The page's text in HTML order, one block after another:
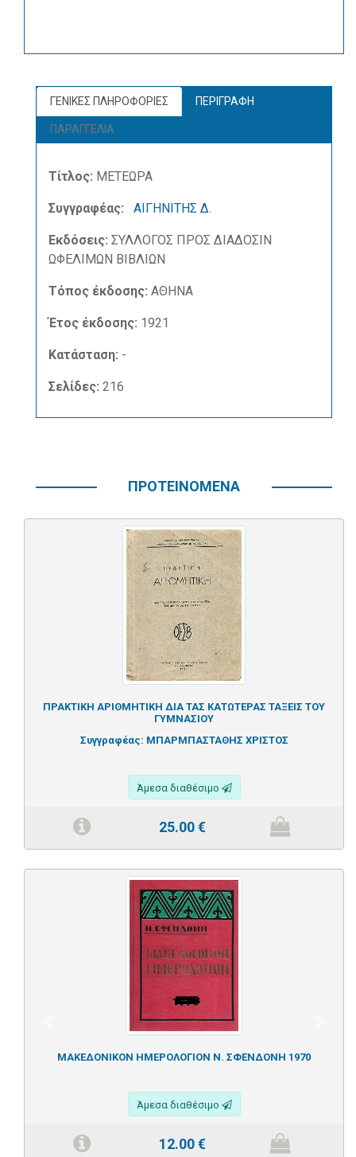
ΓΕΝΙΚΕΣ ΠΛΗΡΟΦΟΡΙΕΣ ΠΕΡΙΓΡΑΦΗ
ΠΑΡΑΓΓΕΛΙΑ
Τίτλος: ΜΕΤΕΩΡΑ
Συγγραφέας: ΑΙΓΗΝΙΤΗΣ Δ.
Εκδόσεις: ΣΥΛΛΟΓΟΣ ΠΡΟΣ ΔΙΑΔΟΣΙΝ
ΩΦΕΛΙΜΩΝ ΒΙΒΛΙΩΝ
Τόπος έκδοσης: ΑΘΗΝΑ
Έτος έκδοσης: 1921
Κατάσταση: -
Σελίδες: 216
ΠΡΟΤΕΙΝΟΜΕΝΑ
ΠΡΑΚΤΙΚΗ ΑΡΙΘΜΗΤΙΚΗ ΔΙΑ ΤΑΣ ΚΑΤΩΤΕΡΑΣ ΤΑΞΕΙΣ ΤΟΥ
ΓΥΜΝΑΣΙΟΥ
Συγγραφέας: ΜΠΑΡΜΠΑΣΤΑΘΗΣ ΧΡΙΣΤΟΣ
Άμεσα διαθέσιμο
25.00€
ΜΑΚΕΔΟΝΙΚΟΝ ΗΜΕΡΟΛΟΓΙΟΝ Ν. ΣΦΕΝΔΟΝΗ 1970
Άμεσα διαθέσιμο
12.00€